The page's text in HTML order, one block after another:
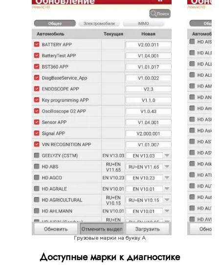
Грузовые марки на букву A
Доступные марки к диагностике